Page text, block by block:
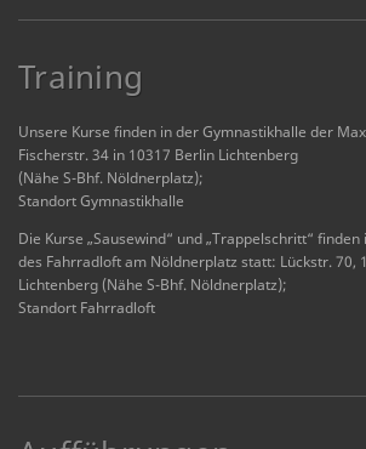
Training
Unsere Kurse finden in der Gymnastikhalle der
Fischerstr. 34 in 10317 Berlin Lichtenberg
(Nähe S-Bhf. Nöldnerplatz);
Standort Gymnastikhalle
Die Kurse „Sausewind“ und „Trappelschritt“
des Fahrradloft am Nöldnerplatz statt: Lückstr. 70,
Lichtenberg (Nähe S-Bhf. Nöldnerplatz);
Standort Fahrradloft